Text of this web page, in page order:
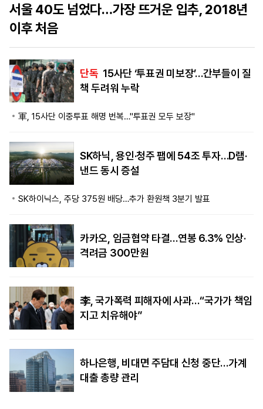
서울 40도 넘었다…가장 뜨거운 입추, 2018년
이후 처음
단독 15사단 ‘투표권 미보장’…간부들이 질
책 두려워 누락
軍, 15사단 이중투표 해명 번복…"투표권 모두 보장"
SK하닉, 용인·청주 팹에 54조 투자…D램·
낸드 동시 증설
SK하이닉스, 주당 375원 배당…추가 환원책 3분기 발표
카카오, 임금협약 타결…연봉 6.3% 인상·
격려금 300만원
李, 국가폭력 피해자에 사과…“국가가 책임
지고 치유해야”
하나은행, 비대면 주담대 신청 중단…가계
대출 총량 관리